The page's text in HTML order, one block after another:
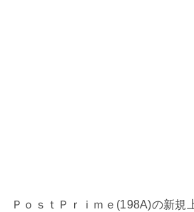
ＰｏｓｔＰｒｉｍｅ(198A)の新規